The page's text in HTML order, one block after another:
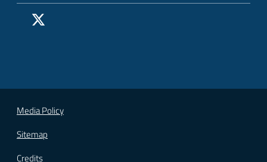
Pagina Facebook del Comune di San Donato Milanese
Vai alla pagina
Media Policy
Sitemap
Credits